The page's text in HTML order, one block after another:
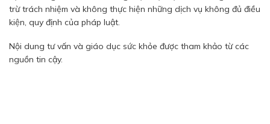
trừ trách nhiệm và không thực hiện những dịch vụ không đủ điều
kiện, quy định của pháp luật.
Nội dung tư vấn và giáo dục sức khỏe được tham khảo từ các
nguồn tin cậy.